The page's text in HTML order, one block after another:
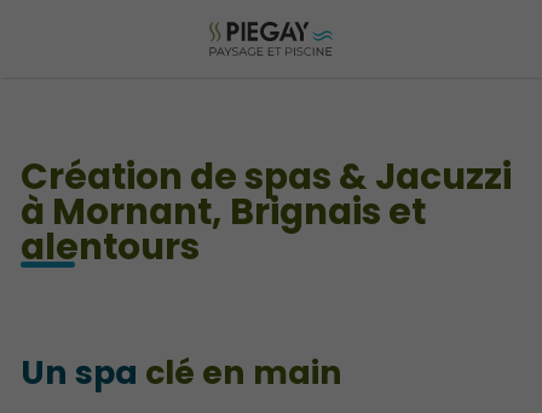
Création de spas & Jacuzzi
à Mornant, Brignais et
alentours
Un spa clé en main